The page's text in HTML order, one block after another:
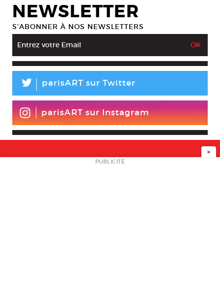
NEWSLETTER
S’ABONNER À NOS NEWSLETTERS
L parisART sur Twitter
parisART sur Instagram
NEWSLETTER
×
PUBLICITÉ